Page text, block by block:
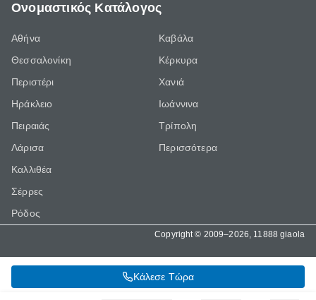
Κάλεσε Τώρα
Ονομαστικός Κατάλογος
Αθήνα
Θεσσαλονίκη
Περιστέρι
Ηράκλειο
Πειραιάς
Λάρισα
Καλλιθέα
Σέρρες
Ρόδος
Καβάλα
Κέρκυρα
Χανιά
Ιωάννινα
Τρίπολη
Περισσότερα
Copyright © 2009–2026, 11888 giaola